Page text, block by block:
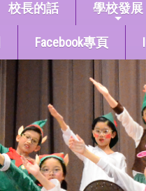
校長的話 學校發展
Facebook專頁